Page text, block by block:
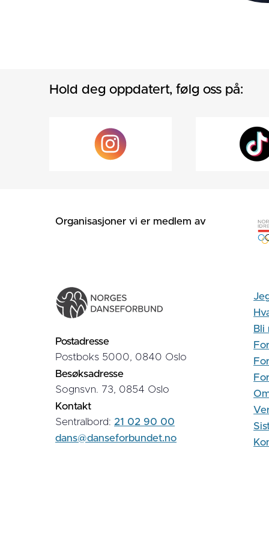
Hold deg oppdatert, følg oss på:
Organisasjoner vi er medlem av
Postadresse
Postboks 5000, 0840 Oslo
Besøksadresse
Sognsvn. 73, 0854 Oslo
Kontakt
Sentralbord: 21 02 90 00
dans@danseforbundet.no
Bli